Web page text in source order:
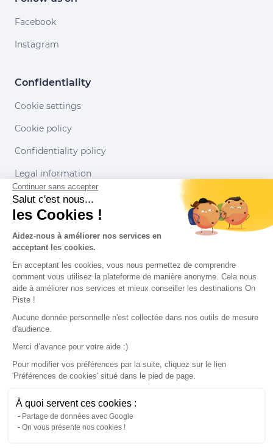
Facebook
Instagram
Confidentiality
Cookie settings
Cookie policy
Confidentiality policy
Legal information
Conditions of use
Our partners
v. 1.45.0
Continuer sans accepter
Salut c'est nous...
les Cookies !
Aidez-nous à améliorer nos services en
acceptant les cookies.
En acceptant les cookies, vous nous permettez de comprendre
comment vous utilisez la plateforme de manière anonyme. Cela nous
aide à améliorer nos services et mieux conseiller les destinations On
Piste !
Aucune donnée personnelle n'est collectée dans nos outils de mesure
d'audience.
Merci d’avance pour votre aide :)
Pour modifier vos préférences par la suite, cliquez sur le lien
'Préférences de cookies' situé dans le pied de page.
À quoi servent ces cookies :
Partage de données avec Google
On vous présente nos cookies !